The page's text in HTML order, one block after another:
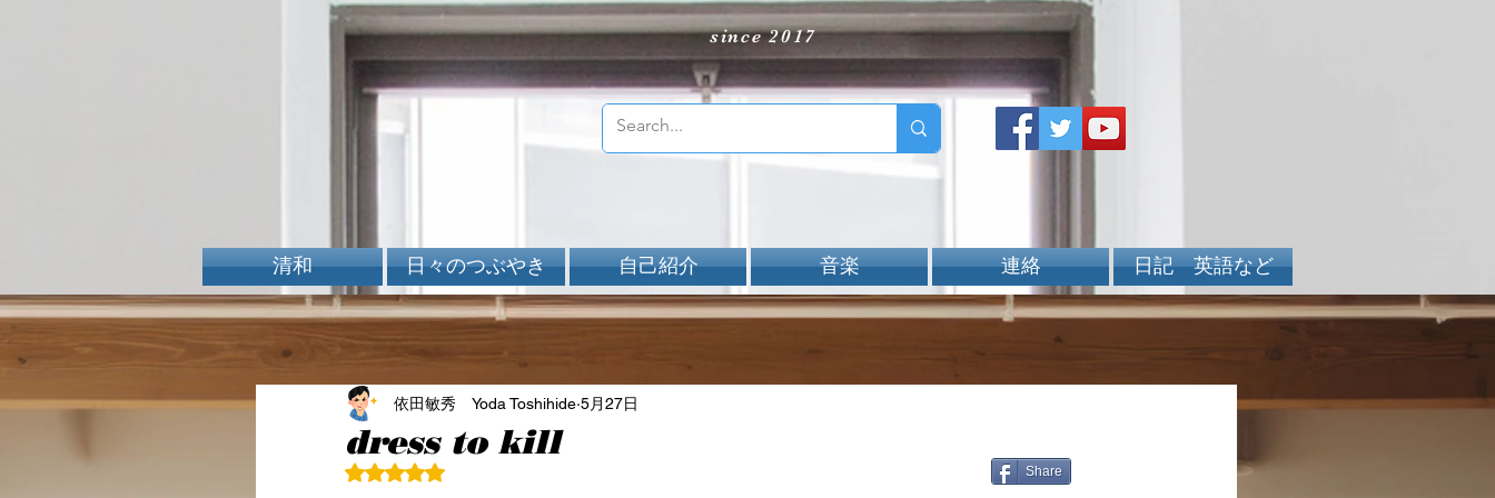
since 2017
清和 日々のつぶやき 自己紹介 音楽 連絡 日記 英語など
dress to kill
依田敏秀 Yoda Toshihide 5月27日
5つ星のうちNaNと評価されています。 Share